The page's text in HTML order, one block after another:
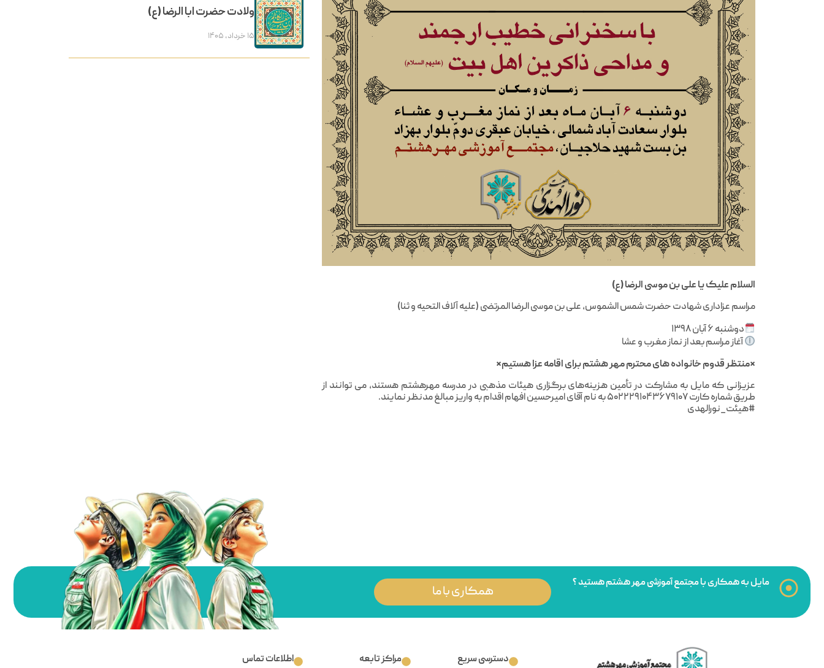
السلام علیک یا علی بن موسی الرضا (ع)
مراسم عزاداری شهادت حضرت شمس الشموس، علی بن موسی الرضا المرتضی (علیه آلاف التحیه و ثنا)
دوشنبه ۶ آبان ۱۳۹۸
آغاز مراسم بعد از نماز مغرب و عشا
*منتظر قدوم خانواده های محترم مهر هشتم برای اقامه عزا هستیم*
عزیزانی که مایل به مشارکت در تأمین هزینه‌های برگزاری هیئات مذهبی در مدرسه مهرهشتم هستند، می توانند از
طریق شماره کارت ۵۰۲۲۲۹۱۰۴۳۶۷۹۱۰۷ به نام آقای امیرحسین افهام اقدام به واریز مبالغ مدنظر نمایند.
#هیئت_نورالهدی
ولادت حضرت ابا الرضا (ع)
۱۵ خرداد, ۱۴۰۵
مایل به همکاری با مجتمع آموزشی مهر هشتم هستید ؟
همکاری با ما
دسترسی سریع مراکز تابعه اطلاعات تماس